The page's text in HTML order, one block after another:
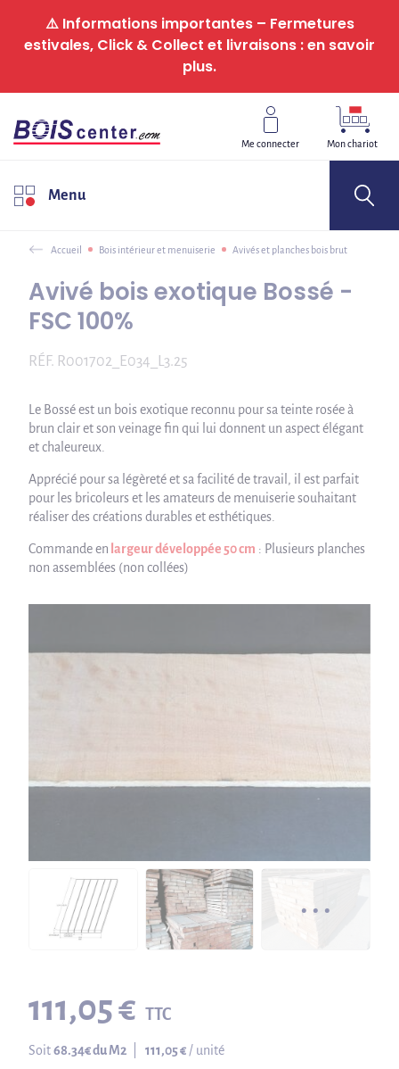
⚠️ Informations importantes – Fermetures
estivales, Click & Collect et livraisons : en savoir
plus.
Me connecter Mon chariot
Menu
Accueil Bois intérieur et menuiserie Avivés et planches bois brut
Avivé bois exotique Bossé -
FSC 100%
RÉF. R001702_E034_L3.25
Le Bossé est un bois exotique reconnu pour sa teinte rosée à
brun clair et son veinage fin qui lui donnent un aspect élégant
et chaleureux.
Apprécié pour sa légèreté et sa facilité de travail, il est parfait
pour les bricoleurs et les amateurs de menuiserie souhaitant
réaliser des créations durables et esthétiques.
Commande en largeur développée 50 cm : Plusieurs planches
non assemblées (non collées)
111,05 € TTC
Soit68.34€ du M2 111,05 € / unité